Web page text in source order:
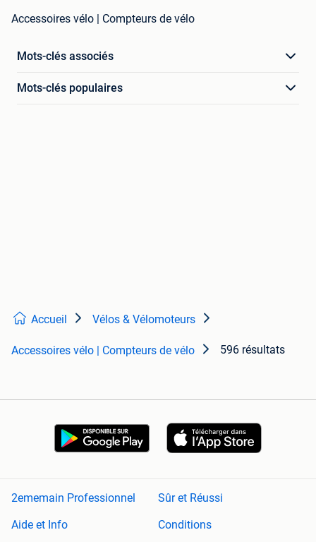
Accessoires vélo | Compteurs de vélo
Mots-clés associés
Mots-clés populaires
Accueil Vélos & Vélomoteurs
Accessoires vélo | Compteurs de vélo 596 résultats
2ememain Professionnel
Sûr et Réussi
Aide et Info
Conditions